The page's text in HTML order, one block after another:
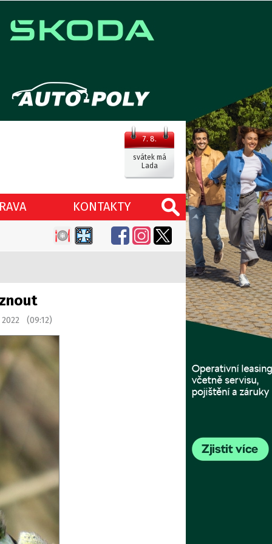
7. 8.
svátek má
Lada
KONTAKTY
2022 (09:12)